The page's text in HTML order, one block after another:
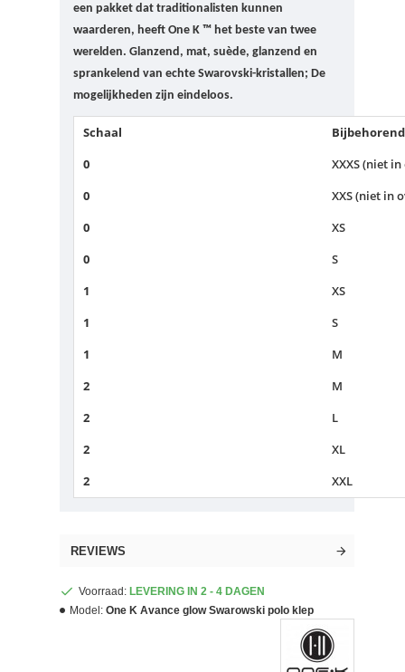
een pakket dat traditionalisten kunnen
waarderen, heeft One K ™ het beste van twee
werelden. Glanzend, mat, suède, glanzend en
sprankelend van echte Swarovski-kristallen; De
mogelijkheden zijn eindeloos.
Schaal
0
XXXS (niet
0
XXS (niet in
0
XS
0
S
1
XS
1
S
1
M
2
M
2
L
2
XL
2
XXL
REVIEWS
Voorraad: LEVERING IN 2 - 4 DAGEN
Model: One K Avance glow Swarowski polo klep